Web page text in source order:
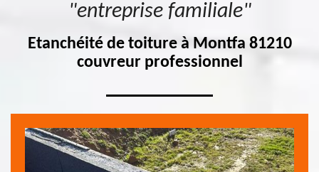
"entreprise familiale"
Etanchéité de toiture à Montfa 81210
couvreur professionnel